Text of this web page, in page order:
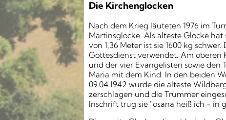
Die Kirchenglocken
Nach dem Krieg läuteten 1976 im
Martinsglocke. Als älteste Glocke
von 1,36 Meter ist sie 1600 kg
Gottesdienst verwendet. Am oberen
und der vier Evangelisten sowie den
Maria mit dem Kind. In den beiden
09.04.1942 wurde die älteste
zerschlagen und die Trümmer
Inschrift trug sie "osana heiß ich - in